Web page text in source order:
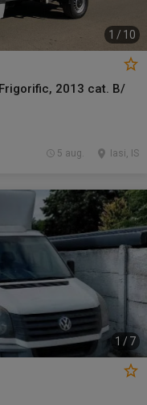
1 / 10
2013 cat. B/
Iasi, IS
5 aug.
1 / 7